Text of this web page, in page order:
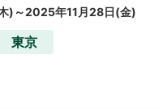
)～2025年11月28日(金)
東京